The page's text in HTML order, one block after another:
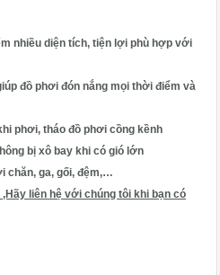
nhiều diện tích, tiện lợi phù hợp với
đồ phơi đón nắng mọi thời điểm và
phơi, tháo đồ phơi cồng kềnh
bị xô bay khi có gió lớn
chăn, ga, gối, đệm,…
liên hệ với chúng tôi khi bạn có